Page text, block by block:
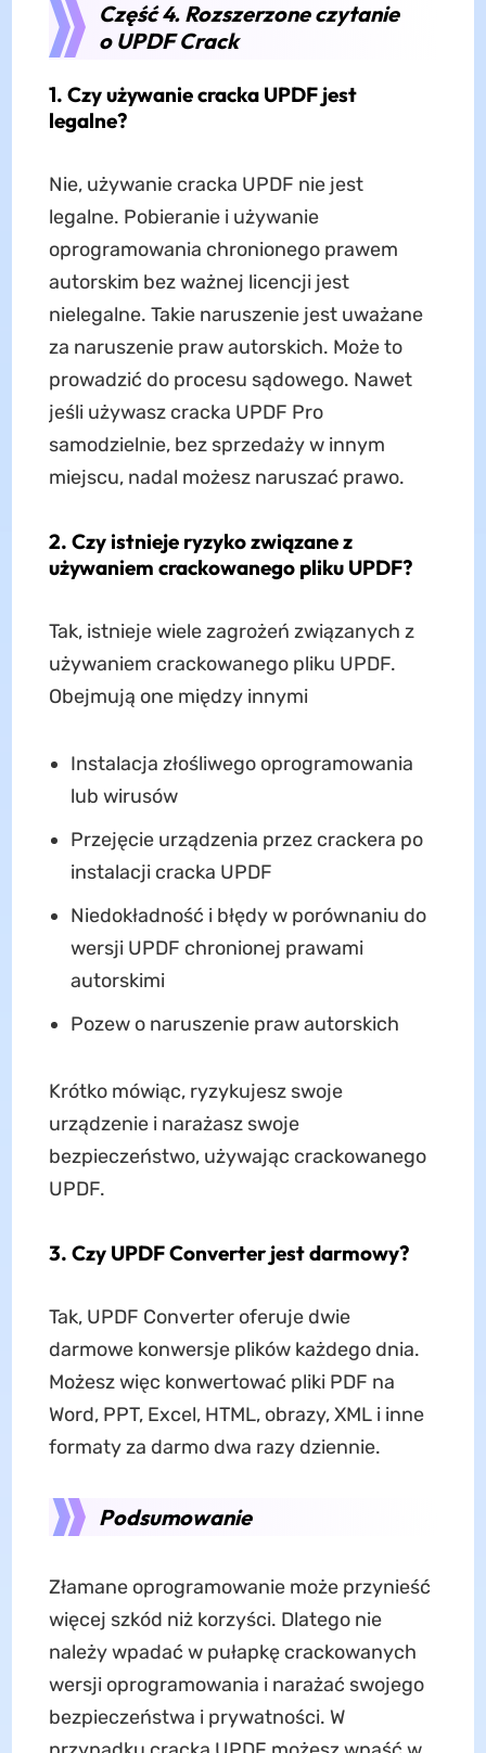
Część 4. Rozszerzone czytanie
o UPDF Crack
1. Czy używanie cracka UPDF jest
legalne?
Nie, używanie cracka UPDF nie jest
legalne. Pobieranie i używanie
oprogramowania chronionego prawem
autorskim bez ważnej licencji jest
nielegalne. Takie naruszenie jest uważane
za naruszenie praw autorskich. Może to
prowadzić do procesu sądowego. Nawet
jeśli używasz cracka UPDF Pro
samodzielnie, bez sprzedaży w innym
miejscu, nadal możesz naruszać prawo.
2. Czy istnieje ryzyko związane z
używaniem crackowanego pliku UPDF?
Tak, istnieje wiele zagrożeń związanych z
używaniem crackowanego pliku UPDF.
Obejmują one między innymi
Instalacja złośliwego oprogramowania
lub wirusów
Przejęcie urządzenia przez crackera po
instalacji cracka UPDF
Niedokładność i błędy w porównaniu do
wersji UPDF chronionej prawami
autorskimi
Pozew o naruszenie praw autorskich
Krótko mówiąc, ryzykujesz swoje
urządzenie i narażasz swoje
bezpieczeństwo, używając crackowanego
UPDF.
3. Czy UPDF Converter jest darmowy?
Tak, UPDF Converter oferuje dwie
darmowe konwersje plików każdego dnia.
Możesz więc konwertować pliki PDF na
Word, PPT, Excel, HTML, obrazy, XML i inne
formaty za darmo dwa razy dziennie.
Podsumowanie
Złamane oprogramowanie może przynieść
więcej szkód niż korzyści. Dlatego nie
należy wpadać w pułapkę crackowanych
wersji oprogramowania i narażać swojego
bezpieczeństwa i prywatności. W